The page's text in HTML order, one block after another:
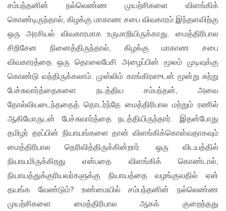
சம்பந்தனின் நல்லெண்ண முயற்சிகளை விளங்கிக்
கொண்டிருந்தால், கிழக்கு மாகாண சபை விவகாரம் இந்தளவிற்கு
ஒரு அரசியல் விவகாரமாக உருமாறியிருக்காது. மைத்திரிபால
சிறிசேன நினைத்திருந்தால், கிழக்கு மாகாண சபை
விவகாரத்தை ஒரு தொலைபேசி அழைப்பின் மூலம் முடிவுக்கு
கொண்டு வந்திருக்கலாம். முஸ்லிம் காங்கிரஸுடன் மூன்று சுற்று
பேச்சுவார்த்தைகளை நடத்திய சம்பந்தன், அவை
தோல்வியடைந்ததைத் தொடர்ந்தே மைத்திரிபால மற்றும் ரணில்
ஆகியோருடன் பேச்சுவார்த்தை நடத்தியிருந்தார். இதன்போது
தமிழர் தரப்பின் நியாயங்களை தான் விளங்கிக்கொள்வதாகவும்
மைத்திரிபால தெரிவித்திருக்கின்றார். ஒரு விடயத்தில்
நியாயமிருக்கிறது என்பதை விளங்கிக் கொண்டால்,
நியாயத்துக்குரியவர்களுக்கு நியாயத்தை வழங்குவதில் ஏன்
தயங்க வேண்டும்? உண்மையில் சம்பந்தனின் நல்லெண்ண
முயற்சிகளை மைத்திரிபால ஆகக் குறைந்தது